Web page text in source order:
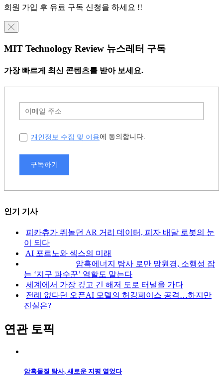
회원 가입 후 유료 구독 신청을 하세요 !!
╳
MIT Technology Review 뉴스레터 구독
가장 빠르게 최신 콘텐츠를 받아 보세요.
개인정보 수집 및 이용에 동의합니다.
구독하기
인기 기사
피카츄가 뛰놀던 AR 거리 데이터, 피자 배달 로봇의 눈
이 되다
AI 포르노와 섹스의 미래
암흑에너지 탐사 로만 망원경, 소행성 잡
는 ‘지구 파수꾼’ 역할도 맡는다
세계에서 가장 깊고 긴 해저 도로 터널을 가다
전례 없다던 오픈AI 모델의 허깅페이스 공격…하지만
진실은?
연관 토픽
암흑물질 탐사, 새로운 지평 열었다